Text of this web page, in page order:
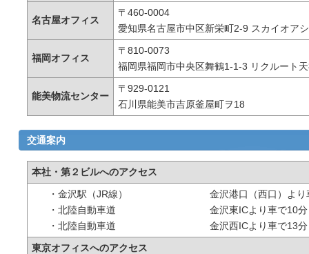
名古屋オフィス
〒460-0004
愛知県名古屋市中区新栄町2-9 スカイオア
福岡オフィス
〒810-0073
福岡県福岡市中央区舞鶴1-1-3 リクルート
能美物流センター
〒929-0121
石川県能美市吉原釜屋町ヲ18​
交通案内
本社・第２ビルへのアクセス
・金沢駅（JR線）
・北陸自動車道
・北陸自動車道
金沢港口（西口）より
金沢東ICより車で10分
金沢西ICより車で13分
東京オフィスへのアクセス